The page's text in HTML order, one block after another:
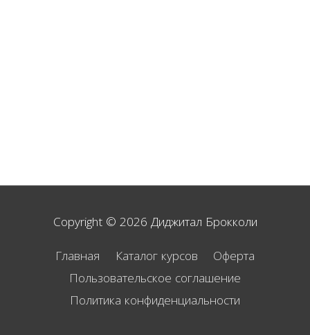
Copyright © 2026 Диджитал Брокколи
Главная Каталог курсов
Оферта
Пользовательское соглашение
Политика конфиденциальности